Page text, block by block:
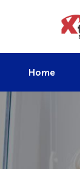
Home